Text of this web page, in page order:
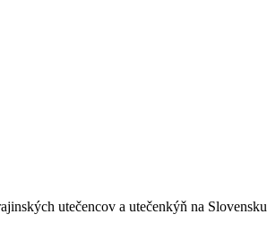
utečencov a utečenkýň na Slovensku